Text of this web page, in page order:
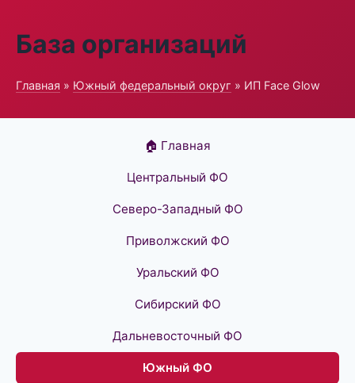
База организаций
Главная » Южный федеральный округ » ИП Face Glow
🏠 Главная
Центральный ФО
Северо-Западный ФО
Приволжский ФО
Уральский ФО
Сибирский ФО
Дальневосточный ФО
Южный ФО